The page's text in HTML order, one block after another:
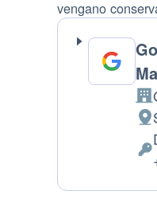
vengano